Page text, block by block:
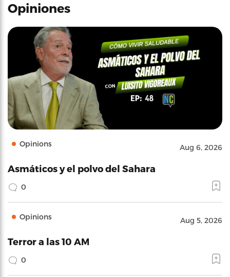
Opiniones
Opinions Aug 6, 2026
Asmáticos y el polvo del Sahara
0
Opinions Aug 5, 2026
Terror a las 10 AM
0